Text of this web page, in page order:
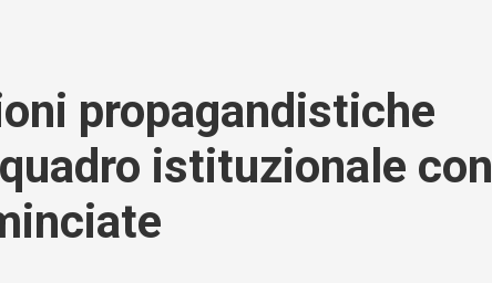
propagandistiche
istituzionale con